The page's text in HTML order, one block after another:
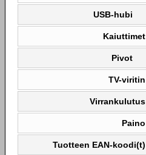
USB-hubi
Kaiuttimet
Pivot
TV-viritin
Virrankulutus
Paino
Tuotteen EAN-koodi(t)